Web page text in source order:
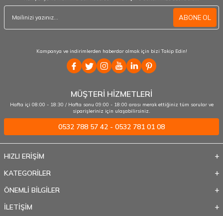
ABONE OL
Kampanya ve indirimlerden haberdar olmak için bizi Takip Edin!
MÜŞTERİ HİZMETLERİ
Hafta içi 08:00 - 18:30 / Hafta sonu 09:00 - 18:00 arası merak ettiğiniz tüm sorular ve
siparişleriniz için ulaşabilirsiniz.
0532 788 57 42 - 0532 781 01 08
HIZLI ERİŞİM
KATEGORİLER
ÖNEMLİ BİLGİLER
İLETİŞİM